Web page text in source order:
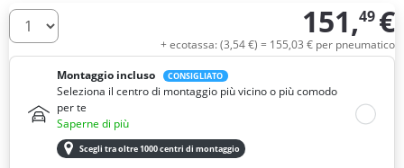
Quantità 151,49 €
+ ecotassa: (3,54€) = 155,03 € per pneumatico
Montaggio incluso
CONSIGLIATO
Seleziona il centro di montaggio più vicino o più comodo
per te
Saperne di più
Scegli tra oltre 1000 centri di montaggio